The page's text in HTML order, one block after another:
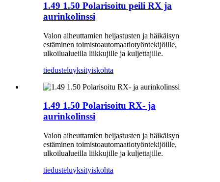
1.49 1.50 Polarisoitu peili RX ja
aurinkolinssi
Valon aiheuttamien heijastusten ja häikäisyn
estäminen toimistoautomaatiotyöntekijöille,
ulkoilualueilla liikkujille ja kuljettajille.
tiedusteluyksityiskohta
1.49 1.50 Polarisoitu RX- ja
aurinkolinssi
Valon aiheuttamien heijastusten ja häikäisyn
estäminen toimistoautomaatiotyöntekijöille,
ulkoilualueilla liikkujille ja kuljettajille.
tiedusteluyksityiskohta